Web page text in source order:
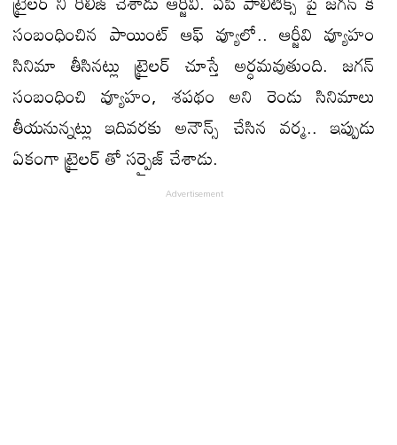
సంబంధించిన పాయింట్ ఆఫ్ వ్యూలో.. ఆర్జీవి వ్యూహం
సినిమా తీసినట్లు ట్రైలర్ చూస్తే అర్ధమవుతుంది. జగన్
సంబంధించి వ్యూహం, శపథం అని రెండు సినిమాలు
తీయనున్నట్లు ఇదివరకు అనౌన్స్ చేసిన వర్మ.. ఇప్పుడు
ఏకంగా ట్రైలర్ తో సర్ప్రైజ్ చేశాడు.